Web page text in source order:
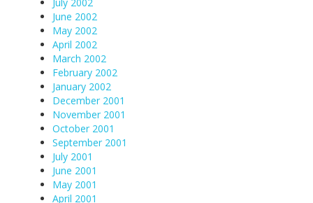
June 2002
May 2002
April 2002
March 2002
February 2002
January 2002
December 2001
November 2001
October 2001
September 2001
July 2001
June 2001
May 2001
April 2001